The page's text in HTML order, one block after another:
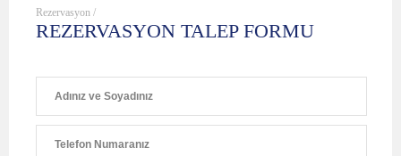
Rezervasyon /
REZERVASYON TALEP FORMU